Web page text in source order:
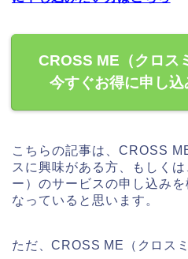
CROSS ME（クロス
今すぐお得に申し
こちらの記事は、CROSS
スに興味がある方、もしく
ー）のサービスの申し込み
なっていると思います。
ただ、CROSS ME（クロス